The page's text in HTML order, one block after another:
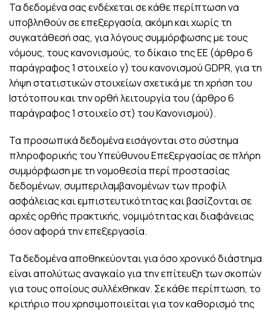
Τα δεδομένα σας ενδέχεται σε κάθε περίπτωση να
υποβληθούν σε επεξεργασία, ακόμη και χωρίς τη
συγκατάθεσή σας, για λόγους συμμόρφωσης με τους
νόμους, τους κανονισμούς, το δίκαιο της ΕΕ (άρθρο 6
παράγραφος 1 στοιχείο γ) του κανονισμού GDPR, για τη
λήψη στατιστικών στοιχείων σχετικά με τη χρήση του
Ιστότοπου και την ορθή λειτουργία του (άρθρο 6
παράγραφος 1 στοιχείο στ) του Κανονισμού).
Τα προσωπικά δεδομένα εισάγονται στο σύστημα
πληροφορικής του Υπεύθυνου Επεξεργασίας σε πλήρη
συμμόρφωση με τη νομοθεσία περί προστασίας
δεδομένων, συμπεριλαμβανομένων των προφίλ
ασφάλειας και εμπιστευτικότητας και βασίζονται σε
αρχές ορθής πρακτικής, νομιμότητας και διαφάνειας
όσον αφορά την επεξεργασία.
Τα δεδομένα αποθηκεύονται για όσο χρονικό διάστημα
είναι απολύτως αναγκαίο για την επίτευξη των σκοπών
για τους οποίους συλλέχθηκαν. Σε κάθε περίπτωση, το
κριτήριο που χρησιμοποιείται για τον καθορισμό της